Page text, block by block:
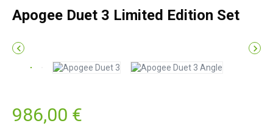
Apogee Duet 3 Limited Edition Set
 
986,00 €